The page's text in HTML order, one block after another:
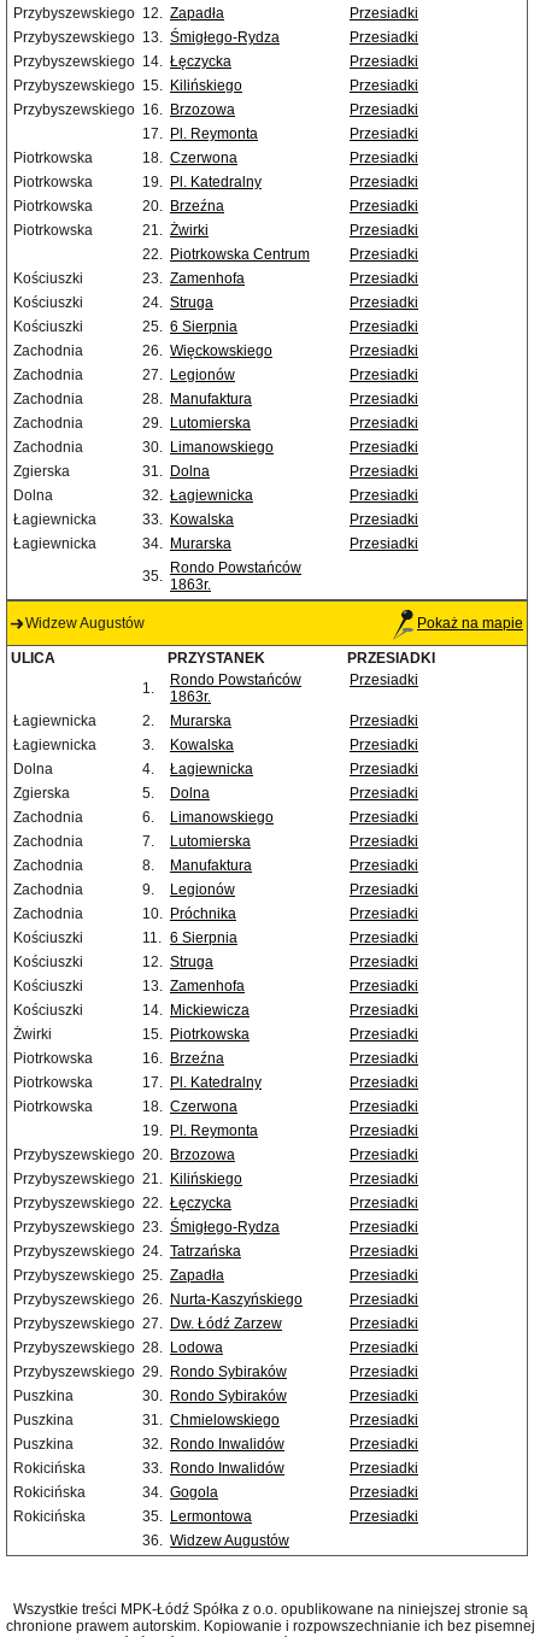
Przybyszewskiego 12. Zapadła
Przesiadki
Przybyszewskiego 13. Śmigłego-Rydza
Przesiadki
Przybyszewskiego 14. Łęczycka
Przesiadki
Przybyszewskiego 15. Kilińskiego
Przesiadki
Przybyszewskiego 16. Brzozowa
Przesiadki
17. Pl. Reymonta
Przesiadki
Piotrkowska
18. Czerwona
Przesiadki
Piotrkowska
19. Pl. Katedralny
Przesiadki
Piotrkowska
20. Brzeźna
Przesiadki
Piotrkowska
21. Żwirki
Przesiadki
22. Piotrkowska Centrum
Przesiadki
Kościuszki
23. Zamenhofa
Przesiadki
Kościuszki
24. Struga
Przesiadki
Kościuszki
25. 6 Sierpnia
Przesiadki
Zachodnia
26. Więckowskiego
Przesiadki
Zachodnia
27. Legionów
Przesiadki
Zachodnia
28. Manufaktura
Przesiadki
Zachodnia
29. Lutomierska
Przesiadki
Zachodnia
30. Limanowskiego
Przesiadki
Zgierska
31. Dolna
Przesiadki
Dolna
32. Łagiewnicka
Przesiadki
Łagiewnicka
33. Kowalska
Przesiadki
Łagiewnicka
34. Murarska
Przesiadki
35. Rondo Powstańców
1863r.
Widzew Augustów Pokaż na mapie
ULICA PRZYSTANEK
PRZESIADKI
1.
Rondo Powstańców
1863r.
Przesiadki
Łagiewnicka 2. Murarska
Przesiadki
Łagiewnicka
3. Kowalska
Przesiadki
Dolna
4. Łagiewnicka
Przesiadki
Zgierska
5. Dolna
Przesiadki
Zachodnia
6. Limanowskiego
Przesiadki
Zachodnia
7. Lutomierska
Przesiadki
Zachodnia
8. Manufaktura
Przesiadki
Zachodnia
9. Legionów
Przesiadki
Zachodnia
10. Próchnika
Przesiadki
Kościuszki
11. 6 Sierpnia
Przesiadki
Kościuszki
12. Struga
Przesiadki
Kościuszki
13. Zamenhofa
Przesiadki
Kościuszki
14. Mickiewicza
Przesiadki
Żwirki
15. Piotrkowska
Przesiadki
Piotrkowska
16. Brzeźna
Przesiadki
Piotrkowska
17. Pl. Katedralny
Przesiadki
Piotrkowska
18. Czerwona
Przesiadki
19. Pl. Reymonta
Przesiadki
Przybyszewskiego 20. Brzozowa
Przesiadki
Przybyszewskiego 21. Kilińskiego
Przesiadki
Przybyszewskiego 22. Łęczycka
Przesiadki
Przybyszewskiego 23. Śmigłego-Rydza
Przesiadki
Przybyszewskiego 24. Tatrzańska
Przesiadki
Przybyszewskiego 25. Zapadła
Przesiadki
Przybyszewskiego 26. Nurta-Kaszyńskiego
Przesiadki
Przybyszewskiego 27. Dw. Łódź Zarzew
Przesiadki
Przybyszewskiego 28. Lodowa
Przesiadki
Przybyszewskiego 29. Rondo Sybiraków
Przesiadki
Puszkina
30. Rondo Sybiraków
Przesiadki
Puszkina
31. Chmielowskiego
Przesiadki
Puszkina
32. Rondo Inwalidów
Przesiadki
Rokicińska
33. Rondo Inwalidów
Przesiadki
Rokicińska
34. Gogola
Przesiadki
Rokicińska
35. Lermontowa
Przesiadki
36. Widzew Augustów
Wszystkie treści MPK-Łódź Spółka z o.o. opublikowane na niniejszej stronie są
chronione prawem autorskim. Kopiowanie i rozpowszechnianie ich bez pisemnej